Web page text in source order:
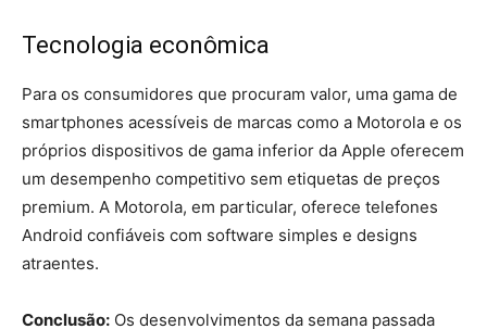
Tecnologia econômica
Para os consumidores que procuram valor, uma gama de
smartphones acessíveis de marcas como a Motorola e os
próprios dispositivos de gama inferior da Apple oferecem
um desempenho competitivo sem etiquetas de preços
premium. A Motorola, em particular, oferece telefones
Android confiáveis ​​com software simples e designs
atraentes.
Conclusão: Os desenvolvimentos da semana passada